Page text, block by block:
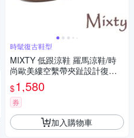
時髦復古鞋型
MIXTY 低跟涼鞋 羅馬涼鞋/時
尚歐美縷空繫帶夾趾設計復古
低跟羅馬涼鞋 黑
$1,580
券
加入購物車